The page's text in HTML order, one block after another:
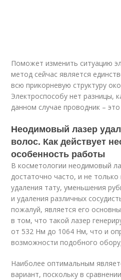
Поможет изменить ситуацию
метод сейчас является
всю прикорневую структуру
Электроспособу нет разницы,
данном случае проводник –
Неодимовый лазер
волос. Как действует
особенность работы
В косметологии неодимовый
достаточно часто, и не
удаления тату, уменьшения
и удаления различных
пожалуй, является его
в том, что такой лазер
от 532 Нм до 1064 Нм, что и
возможности подобного
Наиболее оптимальным
вариант, поскольку в